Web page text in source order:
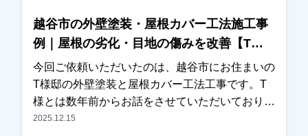
いつでもお気軽にご相談ください。この度は大切
なお住まいの外壁塗装・屋根塗装工事をお任せい
ただき、誠にありがとうございました。
越谷市の外壁塗装・屋根カバー工法施工事
例｜屋根の劣化・目地の傷みを改善【T様
邸】
今回ご依頼いただいたのは、越谷市にお住まいの
T様邸の外壁塗装と屋根カバー工法工事です。T
様とは数年前からお話をさせていただいており、
近くに伺った際にはご挨拶をさせていただくな
2025.12.15